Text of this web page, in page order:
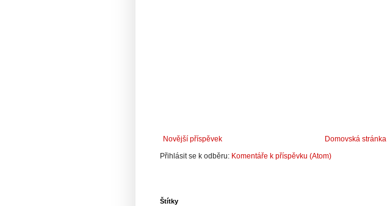
Novější příspěvek
Domovská stránka
Přihlásit se k odběru: Komentáře k příspěvku (Atom)
Štítky